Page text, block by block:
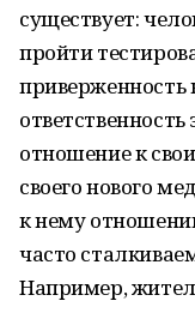
существует:
пройти
приверженность
отношение к
своего нового
к нему
часто
Например,